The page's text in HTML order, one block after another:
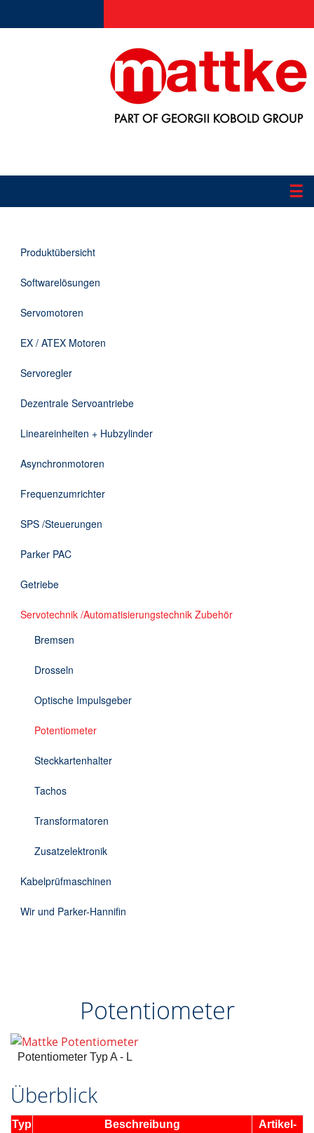
☰
Applikationen
Informationen
Downloads
Kontakt
Produktübersicht
Softwarelösungen
Servomotoren
EX / ATEX Motoren
Servoregler
Dezentrale Servoantriebe
Lineareinheiten + Hubzylinder
Asynchronmotoren
Frequenzumrichter
SPS /Steuerungen
Parker PAC
Getriebe
Servotechnik /Automatisierungstechnik Zubehör
Bremsen
Drosseln
Optische Impulsgeber
Potentiometer
Steckkartenhalter
Tachos
Transformatoren
Zusatzelektronik
Kabelprüfmaschinen
Wir und Parker-Hannifin
Potentiometer
Potentiometer Typ A - L
Überblick
Typ Beschreibung
Artikel-